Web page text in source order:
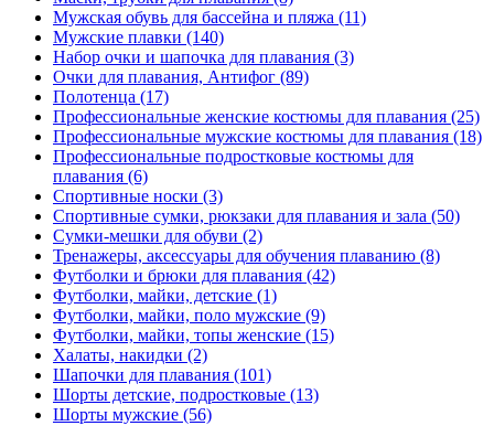
Мужская обувь для бассейна и пляжа (11)
Мужские плавки (140)
Набор очки и шапочка для плавания (3)
Очки для плавания, Антифог (89)
Полотенца (17)
Профессиональные женские костюмы для плавания (25)
Профессиональные мужские костюмы для плавания (18)
Профессиональные подростковые костюмы для
плавания (6)
Спортивные носки (3)
Спортивные сумки, рюкзаки для плавания и зала (50)
Сумки-мешки для обуви (2)
Тренажеры, аксессуары для обучения плаванию (8)
Футболки и брюки для плавания (42)
Футболки, майки, детские (1)
Футболки, майки, поло мужские (9)
Футболки, майки, топы женские (15)
Халаты, накидки (2)
Шапочки для плавания (101)
Шорты детские, подростковые (13)
Шорты мужские (56)